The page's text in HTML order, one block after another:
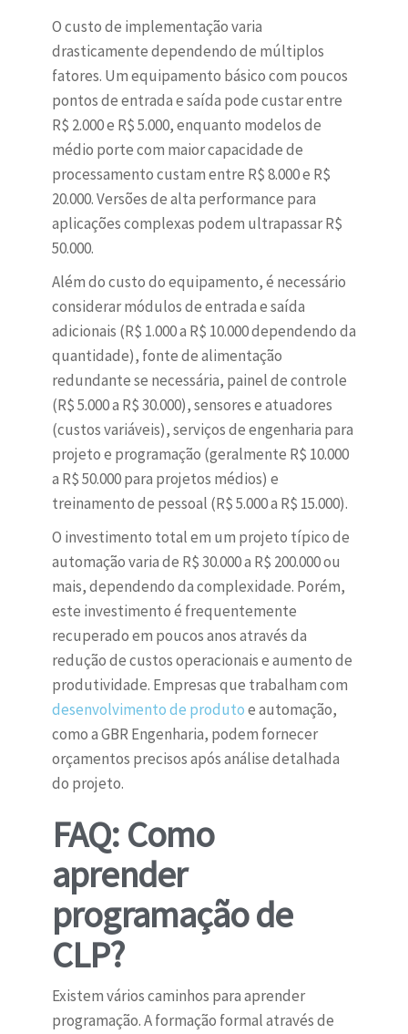
O custo de implementação varia
drasticamente dependendo de múltiplos
fatores. Um equipamento básico com poucos
pontos de entrada e saída pode custar entre
R$ 2.000 e R$ 5.000, enquanto modelos de
médio porte com maior capacidade de
processamento custam entre R$ 8.000 e R$
20.000. Versões de alta performance para
aplicações complexas podem ultrapassar R$
50.000.
Além do custo do equipamento, é necessário
considerar módulos de entrada e saída
adicionais (R$ 1.000 a R$ 10.000 dependendo da
quantidade), fonte de alimentação
redundante se necessária, painel de controle
(R$ 5.000 a R$ 30.000), sensores e atuadores
(custos variáveis), serviços de engenharia para
projeto e programação (geralmente R$ 10.000
a R$ 50.000 para projetos médios) e
treinamento de pessoal (R$ 5.000 a R$ 15.000).
O investimento total em um projeto típico de
automação varia de R$ 30.000 a R$ 200.000 ou
mais, dependendo da complexidade. Porém,
este investimento é frequentemente
recuperado em poucos anos através da
redução de custos operacionais e aumento de
produtividade. Empresas que trabalham com
desenvolvimento de produtoe automação,
como a GBR Engenharia, podem fornecer
orçamentos precisos após análise detalhada
do projeto.
FAQ: Como
aprender
programação de
CLP?
Existem vários caminhos para aprender
programação. A formação formal através de